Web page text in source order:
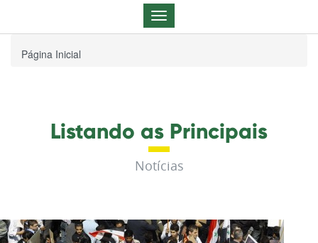
Menu
de
Página Inicial
Listando as Principais
Notícias